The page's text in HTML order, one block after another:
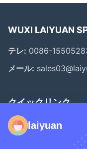
WUXI LAIYUAN
テレ: 0086-
メール:
クイックリンク
家へ
laiyuan